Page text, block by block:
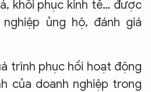
khôi phục kinh tế… được
ủng hộ, đánh giá
trình phục hồi hoạt động
của doanh nghiệp trong